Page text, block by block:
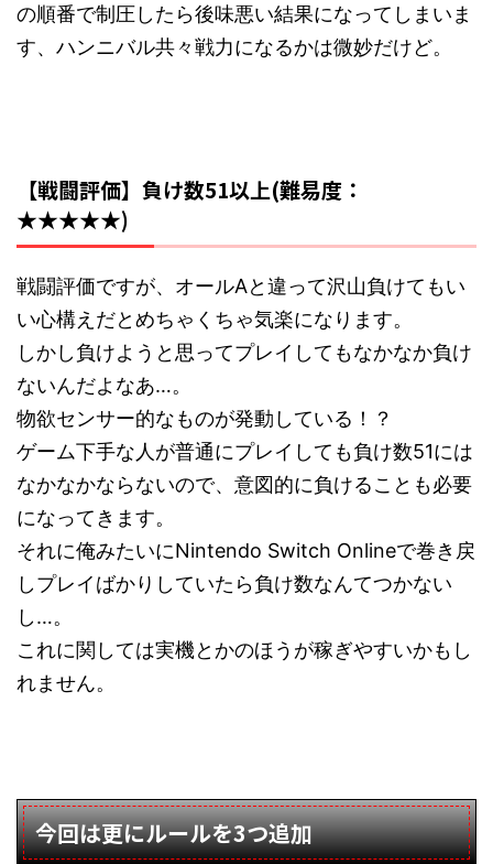
の順番で制圧したら後味悪い結果になってしまいま
す、ハンニバル共々戦力になるかは微妙だけど。
【戦闘評価】負け数51以上(難易度：
★★★★★)
戦闘評価ですが、オールAと違って沢山負けてもい
い心構えだとめちゃくちゃ気楽になります。
しかし負けようと思ってプレイしてもなかなか負け
ないんだよなあ…。
物欲センサー的なものが発動している！？
ゲーム下手な人が普通にプレイしても負け数51には
なかなかならないので、意図的に負けることも必要
になってきます。
それに俺みたいにNintendo Switch Onlineで巻き戻
しプレイばかりしていたら負け数なんてつかない
し…。
これに関しては実機とかのほうが稼ぎやすいかもし
れません。
今回は更にルールを3つ追加